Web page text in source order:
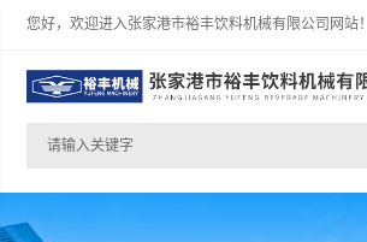
您好，欢迎进入张家港市裕丰饮料机械有限公司网站！